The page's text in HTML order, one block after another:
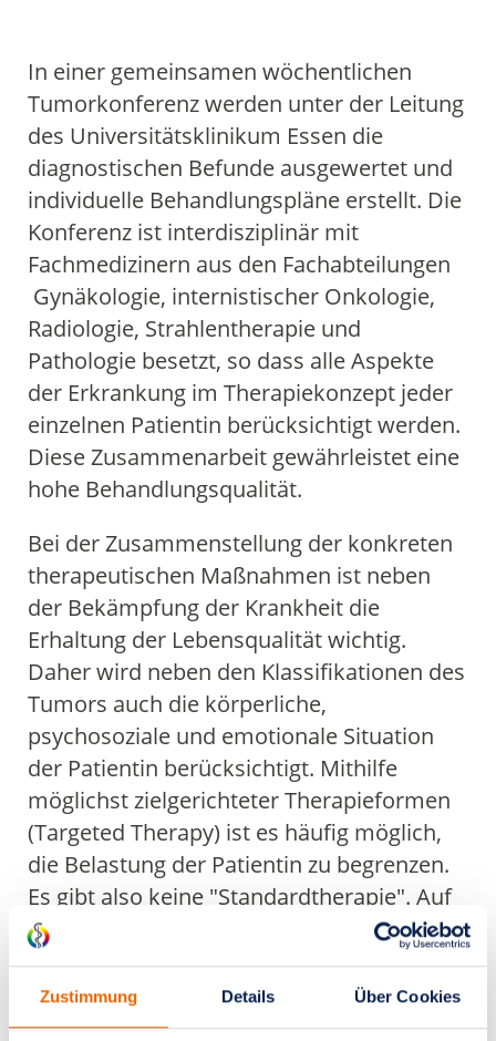
Zustimmung Details Über Cookies
Einstieg
Ziele
Kliniken
Tumorkonferenz
Westdeutsches Tumorzentrum
Einstieg
Innere Klinik (Tumorforschung)
Fachabteilungen
Einstieg
Internistische Onkologie
Institut für Pathologie
Institut für Radiologie
Klinik für Strahlentherapie
Klinik für Nuklearmedizin
Forschung
Qualitätsmanagement
Mediathek
SPRECHSTUNDEN
Einstieg
Universitätsklinikum Essen
Knappschaft Kliniken Marienhospital Bottrop
In einer gemeinsamen wöchentlichen
Tumorkonferenz werden unter der Leitung
des Universitätsklinikum Essen die
diagnostischen Befunde ausgewertet und
individuelle Behandlungspläne erstellt. Die
Konferenz ist interdisziplinär mit
Fachmedizinern aus den Fachabteilungen
Gynäkologie, internistischer Onkologie,
Radiologie, Strahlentherapie und
Pathologie besetzt, so dass alle Aspekte
der Erkrankung im Therapiekonzept jeder
einzelnen Patientin berücksichtigt werden.
Diese Zusammenarbeit gewährleistet eine
hohe Behandlungsqualität.
Bei der Zusammenstellung der konkreten
therapeutischen Maßnahmen ist neben
der Bekämpfung der Krankheit die
Erhaltung der Lebensqualität wichtig.
Daher wird neben den Klassifikationen des
Tumors auch die körperliche,
psychosoziale und emotionale Situation
der Patientin berücksichtigt. Mithilfe
möglichst zielgerichteter Therapieformen
(Targeted Therapy) ist es häufig möglich,
die Belastung der Patientin zu begrenzen.
Es gibt also keine "Standardtherapie". Auf
Basis aller verschiedenen Faktoren wird
unter Berücksichtigung der aktuellsten
Leitlinien sowie der Erkenntnisse aus
neuesten Studien die Therapie individuell